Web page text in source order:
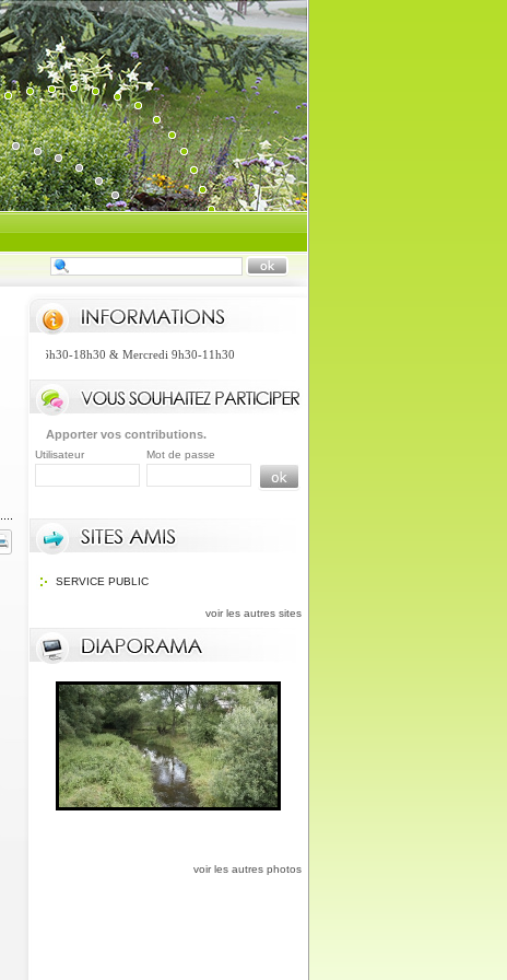
16h30-18h30 & Mercredi 9h30-11h30
Apporter vos contributions.
Utilisateur Mot de passe
SERVICE PUBLIC
voir les autres sites
voir les autres photos